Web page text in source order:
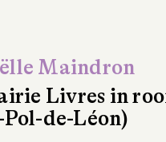
Maindron
Livres in
de-Léon)